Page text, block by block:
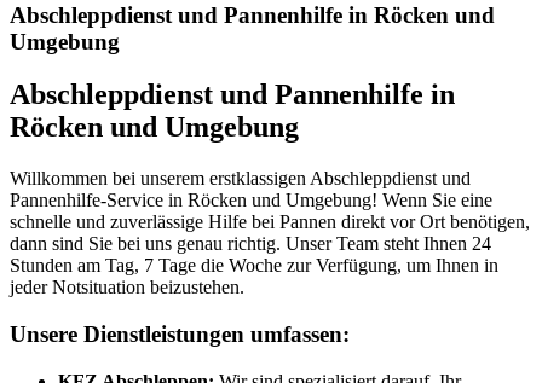
Abschleppdienst und Pannenhilfe in Röcken und
Umgebung
Abschleppdienst und Pannenhilfe in
Röcken und Umgebung
Willkommen bei unserem erstklassigen Abschleppdienst und
Pannenhilfe-Service in Röcken und Umgebung! Wenn Sie eine
schnelle und zuverlässige Hilfe bei Pannen direkt vor Ort benötigen,
dann sind Sie bei uns genau richtig. Unser Team steht Ihnen 24
Stunden am Tag, 7 Tage die Woche zur Verfügung, um Ihnen in
jeder Notsituation beizustehen.
Unsere Dienstleistungen umfassen: